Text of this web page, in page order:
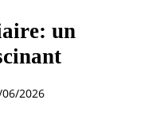
un
2026